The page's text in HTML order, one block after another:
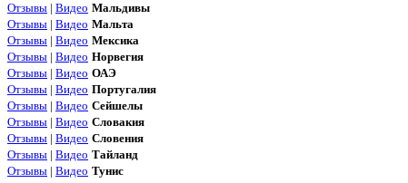
Отзывы | Видео Мальдивы
Отзывы | Видео Мальта
Отзывы | Видео Мексика
Отзывы | Видео Норвегия
Отзывы | Видео ОАЭ
Отзывы | Видео Португалия
Отзывы | Видео Сейшелы
Отзывы | Видео Словакия
Отзывы | Видео Словения
Отзывы | Видео Тайланд
Отзывы | Видео Тунис